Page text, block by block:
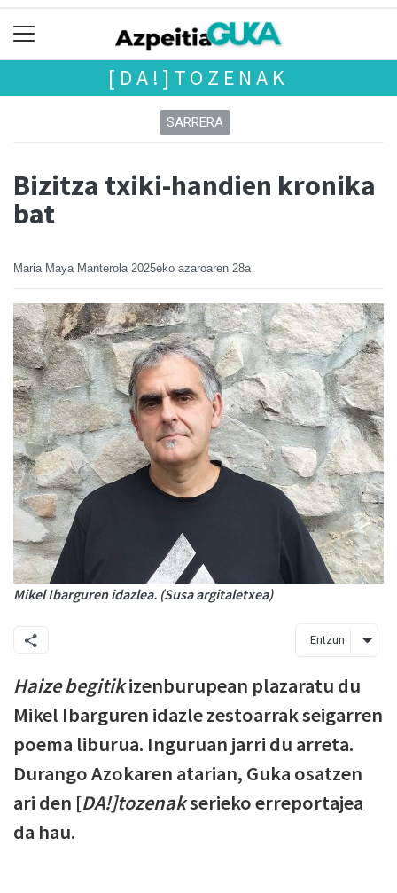
[DA!]TOZENAK
SARRERA
Bizitza txiki-handien kronika
bat
Maria Maya Manterola 2025eko azaroaren 28a
Mikel Ibarguren idazlea. (Susa argitaletxea)
Entzun
Haize begitikizenburupean plazaratu du
Mikel Ibarguren idazle zestoarrak seigarren
poema liburua. Inguruan jarri du arreta.
Durango Azokaren atarian, Guka osatzen
ari den [DA!]tozenakserieko erreportajea
da hau.